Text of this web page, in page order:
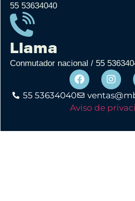
55 53634040
Llama
Conmutador nacional / 55
55 53634040
Aviso de